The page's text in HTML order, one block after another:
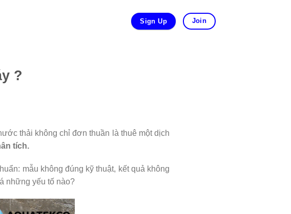
Sign Up Join
?
thải không chỉ đơn thuần là thuê một dịch
tích.
mẫu không đúng kỹ thuật, kết quả không
những yếu tố nào?